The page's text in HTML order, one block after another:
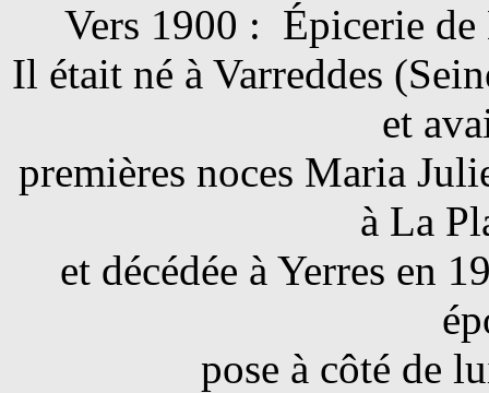
Vers 1900 : Épicerie
Il était né à Varreddes
et
premières noces Maria
à La
et décédée à Yerres en
pose à côté de